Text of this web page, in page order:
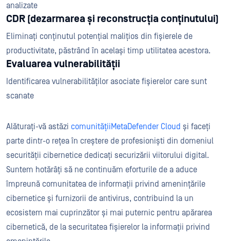
analizate
CDR (dezarmarea și reconstrucția conținutului)
Eliminați conținutul potențial malițios din fișierele de
productivitate, păstrând în același timp utilitatea acestora.
Evaluarea vulnerabilității
Identificarea vulnerabilităților asociate fișierelor care sunt
scanate
Alăturați-vă astăzi comunitățiiMetaDefender Cloud și faceți
parte dintr-o rețea în creștere de profesioniști din domeniul
securității cibernetice dedicați securizării viitorului digital.
Suntem hotărâți să ne continuăm eforturile de a aduce
împreună comunitatea de informații privind amenințările
cibernetice și furnizorii de antivirus, contribuind la un
ecosistem mai cuprinzător și mai puternic pentru apărarea
cibernetică, de la securitatea fișierelor la informații privind